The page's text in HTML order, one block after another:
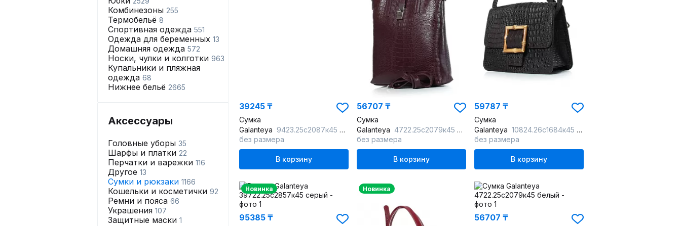
Комбинезоны 255
Термобельё 8
Спортивная одежда 551
Одежда для беременных 13
Домашняя одежда 572
Носки, чулки и колготки 963
Купальники и пляжная
одежда 68
Нижнее бельё 2665
Аксессуары
Головные уборы 35
Шарфы и платки 22
Перчатки и варежки 116
Другое 13
Сумки и рюкзаки 1166
Кошельки и косметички 92
Ремни и пояса 66
Украшения 107
Защитные маски 1
39245 ₸
Сумка
Galanteya 9423.25с2087к45 черный
без размера
В корзину
56707 ₸
Сумка
Galanteya 4722.25с2079к45 бордо
без размера
В корзину
59787 ₸
Сумка
Galanteya 10824.26с1684к45 коричневый
без размера
В корзину
Новинка
95385 ₸
Новинка
56707 ₸